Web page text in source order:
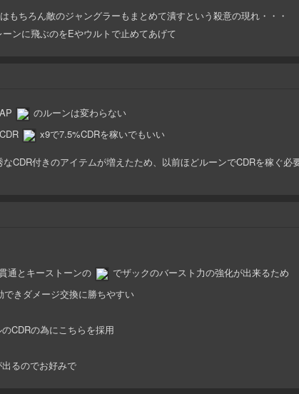
もちろん敵のジャングラーもまとめて潰すという殺意の現れ・・・
ンに飛ぶのをEやウルトで止めてあげて
のルーンは変わらない
x9で7.5%CDRを稼いでもいい
なCDR付きのアイテムが増えたため、以前ほどルーンでCDRを稼ぐ必
通とキーストーンの
でザックのバースト力の強化が出来るため
きダメージ交換に勝ちやすい
CDRの為にこちらを採用
るのでお好みで